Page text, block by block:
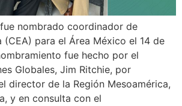
nombrado coordinador de
(CEA) para el Área México el 14 de
fue hecho por el
Globales, Jim Ritchie, por
director de la Región Mesoamérica,
y en consulta con el